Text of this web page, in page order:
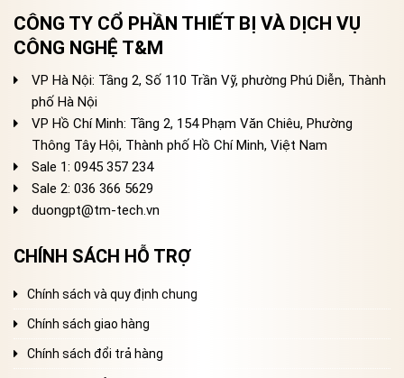
CÔNG TY CỔ PHẦN THIẾT BỊ VÀ DỊCH VỤ
CÔNG NGHỆ T&M
VP Hà Nội: Tầng 2, Số 110 Trần Vỹ, phường Phú Diễn, Thành
phố Hà Nội
VP Hồ Chí Minh: Tầng 2, 154 Phạm Văn Chiêu, Phường
Thông Tây Hội, Thành phố Hồ Chí Minh, Việt Nam
Sale 1: 0945 357 234
Sale 2: 036 366 5629
duongpt@tm-tech.vn
CHÍNH SÁCH HỖ TRỢ
Chính sách và quy định chung
Chính sách giao hàng
Chính sách đổi trả hàng